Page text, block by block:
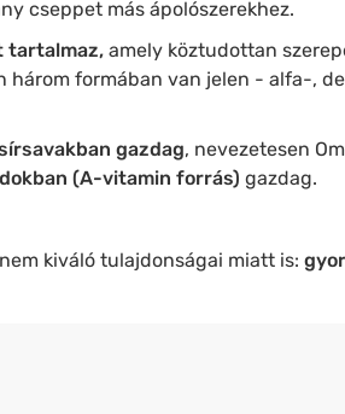
cseppet más ápolószerekhez.
amely köztudottan
három formában van jelen - alfa-,
gazdag, nevezetesen
(A-vitamin forrás) gazdag.
kiváló tulajdonságai miatt is: